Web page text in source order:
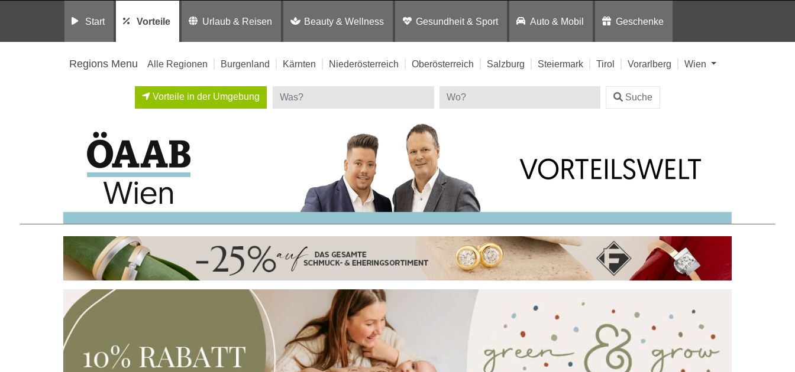
Start Vorteile Urlaub & Reisen Beauty & Wellness Gesundheit & Sport Auto & Mobil Geschenke
Regions Menu Alle Regionen Burgenland Kärnten Niederösterreich Oberösterreich Salzburg Steiermark Tirol Vorarlberg Wien
Vorteile in der Umgebung Suche